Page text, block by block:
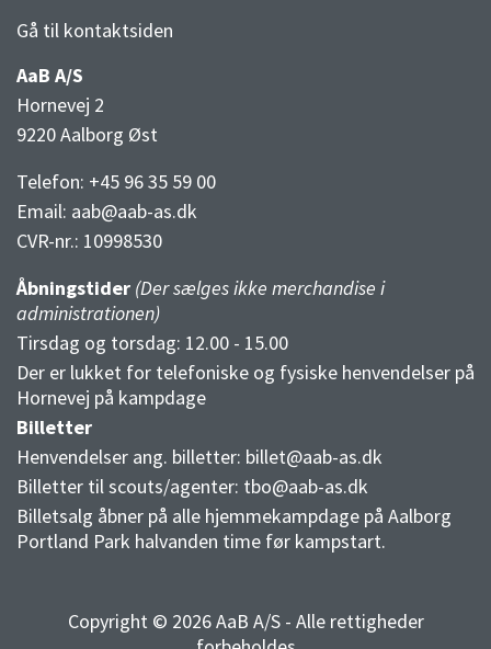
Gå til kontaktsiden
AaB A/S
Hornevej 2
9220 Aalborg Øst
Telefon: +45 96 35 59 00
Email: aab@aab-as.dk
CVR-nr.: 10998530
Åbningstider (Der sælges ikke merchandise i
administrationen)
Tirsdag og torsdag: 12.00 - 15.00
Der er lukket for telefoniske og fysiske henvendelser på
Hornevej på kampdage
Billetter
Henvendelser ang. billetter: billet@aab-as.dk
Billetter til scouts/agenter: tbo@aab-as.dk
Billetsalg åbner på alle hjemmekampdage på Aalborg
Portland Park halvanden time før kampstart.
Copyright © 2026 AaB A/S - Alle rettigheder